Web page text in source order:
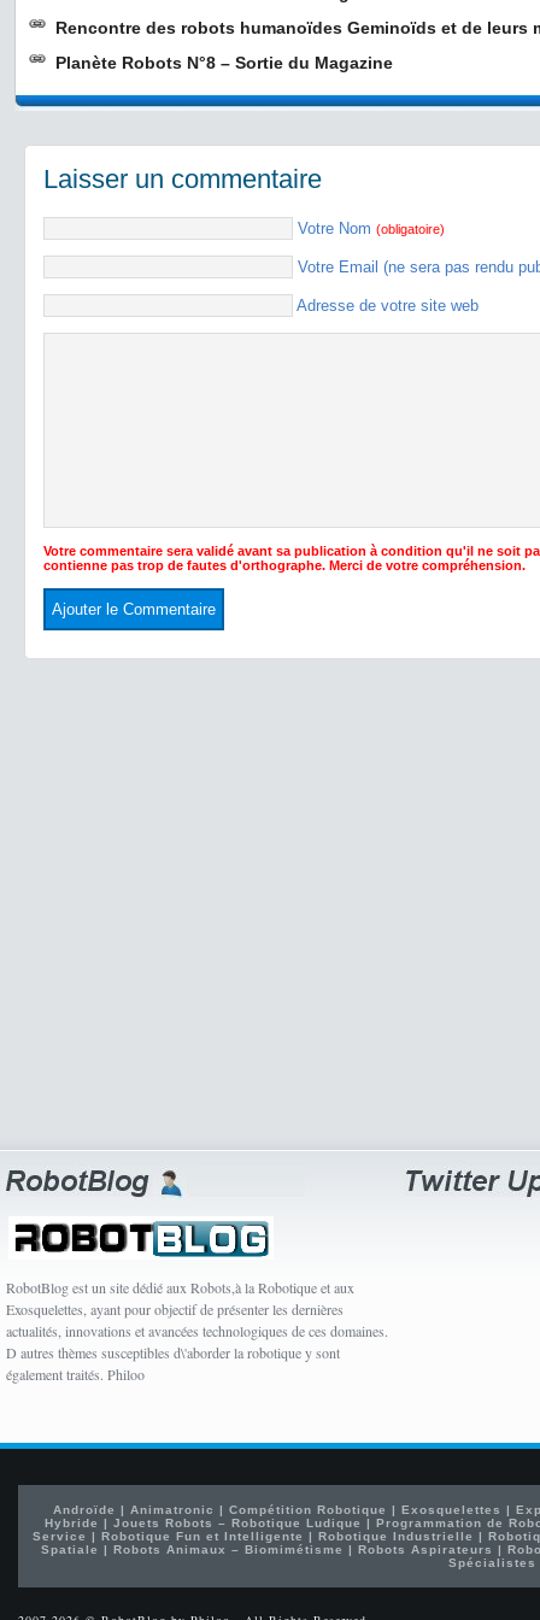
Rencontre des robots humanoïdes Geminoïds et de leurs
Planète Robots N°8 – Sortie du Magazine
Laisser un commentaire
Votre Nom (obligatoire)
Votre Email (ne sera pas rendu
Adresse de votre site web
Votre commentaire sera validé avant sa publication à condition qu'il ne soit
contienne pas trop de fautes d'orthographe. Merci de votre compréhension.
RobotBlog est un site dédié aux Robots,à la Robotique et aux
Exosquelettes, ayant pour objectif de présenter les dernières
actualités, innovations et avancées technologiques de ces domaines.
D autres thèmes susceptibles d\'aborder la robotique y sont
également traités. Philoo
Androïde | Animatronic | Compétition Robotique | Exosquelettes |
Hybride |Jouets Robots – Robotique Ludique |Programmation de
Service | Robotique Fun et Intelligente | Robotique Industrielle |
Spatiale | Robots Animaux – Biomimétisme | Robots Aspirateurs |
Spécialistes